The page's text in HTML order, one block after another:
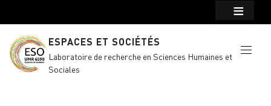
ESPACES ET SOCIÉTÉS
Laboratoire de recherche en Sciences Humaines et
Sociales